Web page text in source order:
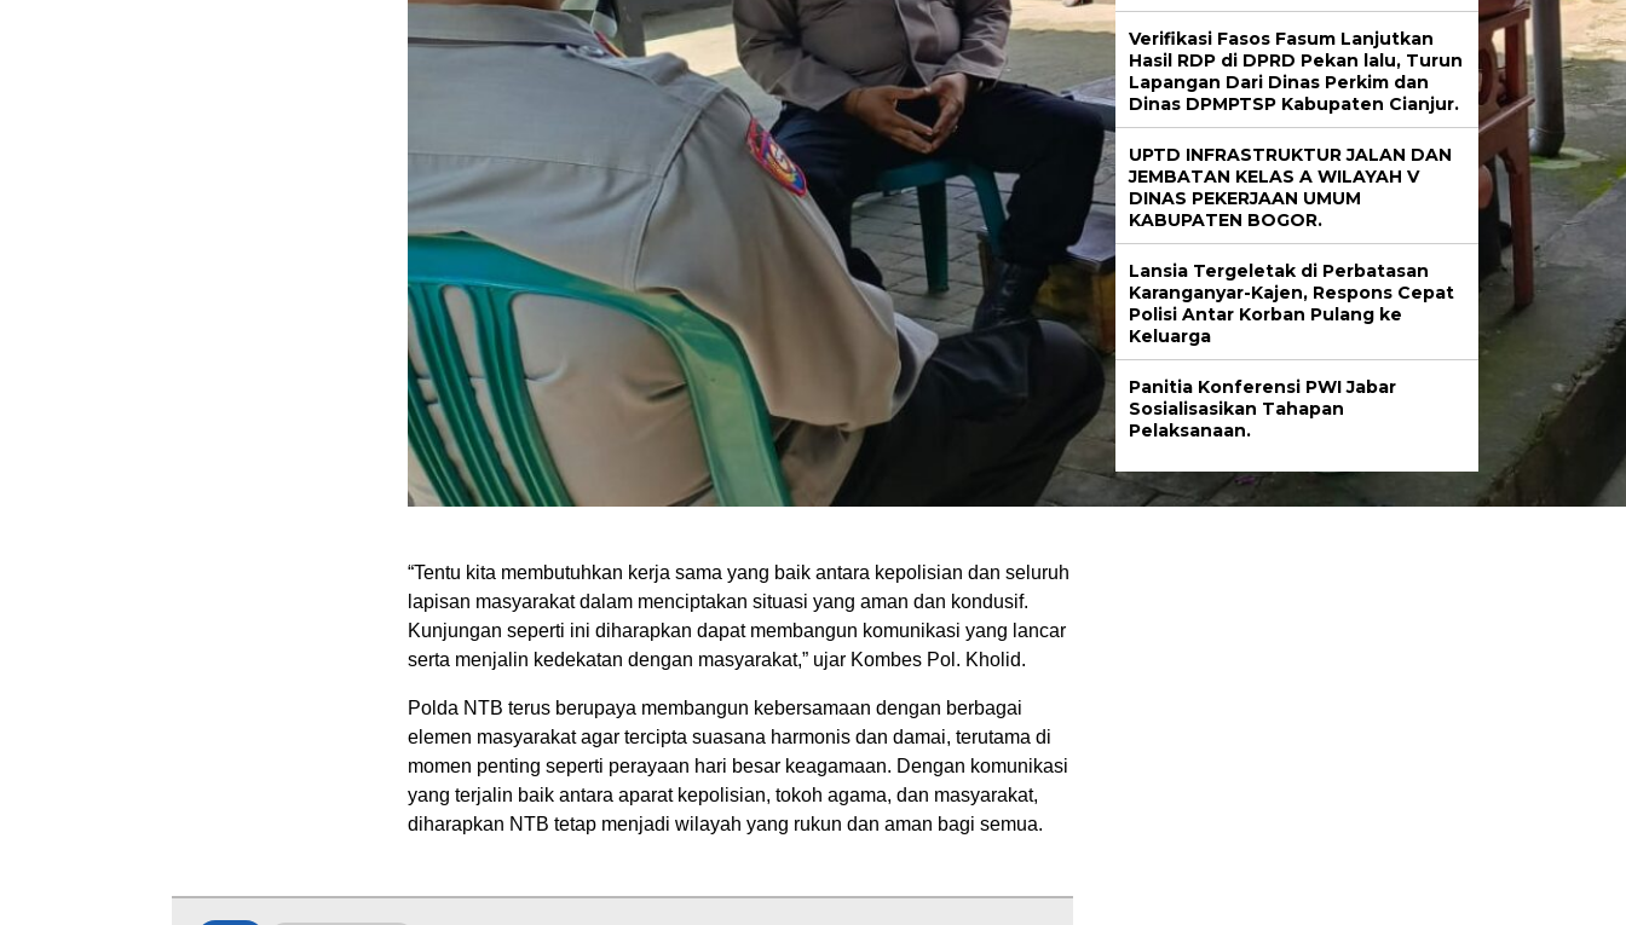
“Tentu kita membutuhkan kerja sama yang baik antara kepolisian dan seluruh
lapisan masyarakat dalam menciptakan situasi yang aman dan kondusif.
Kunjungan seperti ini diharapkan dapat membangun komunikasi yang lancar
serta menjalin kedekatan dengan masyarakat,” ujar Kombes Pol. Kholid.
Polda NTB terus berupaya membangun kebersamaan dengan berbagai
elemen masyarakat agar tercipta suasana harmonis dan damai, terutama di
momen penting seperti perayaan hari besar keagamaan. Dengan komunikasi
yang terjalin baik antara aparat kepolisian, tokoh agama, dan masyarakat,
diharapkan NTB tetap menjadi wilayah yang rukun dan aman bagi semua.
Verifikasi Fasos Fasum Lanjutkan
Hasil RDP di DPRD Pekan lalu, Turun
Lapangan Dari Dinas Perkim dan
Dinas DPMPTSP Kabupaten Cianjur.
UPTD INFRASTRUKTUR JALAN DAN
JEMBATAN KELAS A WILAYAH V
DINAS PEKERJAAN UMUM
KABUPATEN BOGOR.
Lansia Tergeletak di Perbatasan
Karanganyar-Kajen, Respons Cepat
Polisi Antar Korban Pulang ke
Keluarga
Panitia Konferensi PWI Jabar
Sosialisasikan Tahapan
Pelaksanaan.